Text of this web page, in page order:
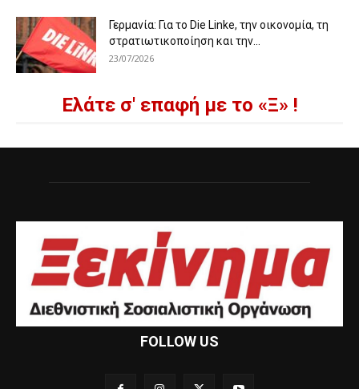
Γερμανία: Για το Die Linke, την οικονομία, τη
στρατιωτικοποίηση και την...
23/07/2026
Ελάτε σ' επαφή με το «Ξ» !
FOLLOW US